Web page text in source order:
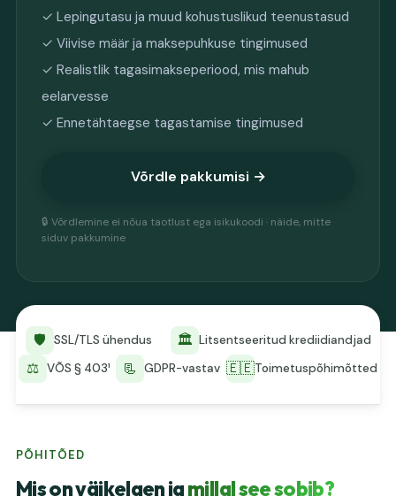
✓ Lepingutasu ja muud kohustuslikud teenustasud
✓ Viivise määr ja maksepuhkuse tingimused
✓ Realistlik tagasimakseperiood, mis mahub
eelarvesse
✓ Ennetähtaegse tagastamise tingimused
Võrdle pakkumisi →
🔒 Võrdlemine ei nõua taotlust ega isikukoodi · näide, mitte
siduv pakkumine
🛡️ SSL/TLS ühendus 🏛️ Litsentseeritud krediidiandjad
⚖️ VÕS § 403¹ 📃 GDPR-vastav 🇪🇪Toimetuspõhimõtted
PÕHITÕED
Mis on väikelaen jamillal see sobib?